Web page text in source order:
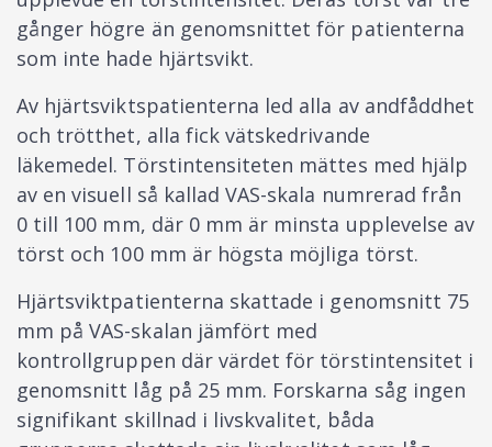
gånger högre än genomsnittet för patienterna
som inte hade hjärtsvikt.
Av hjärtsviktspatienterna led alla av andfåddhet
och trötthet, alla fick vätskedrivande
läkemedel. Törstintensiteten mättes med hjälp
av en visuell så kallad VAS-skala numrerad från
0 till 100 mm, där 0 mm är minsta upplevelse av
törst och 100 mm är högsta möjliga törst.
Hjärtsviktpatienterna skattade i genomsnitt 75
mm på VAS-skalan jämfört med
kontrollgruppen där värdet för törstintensitet i
genomsnitt låg på 25 mm. Forskarna såg ingen
signifikant skillnad i livskvalitet, båda